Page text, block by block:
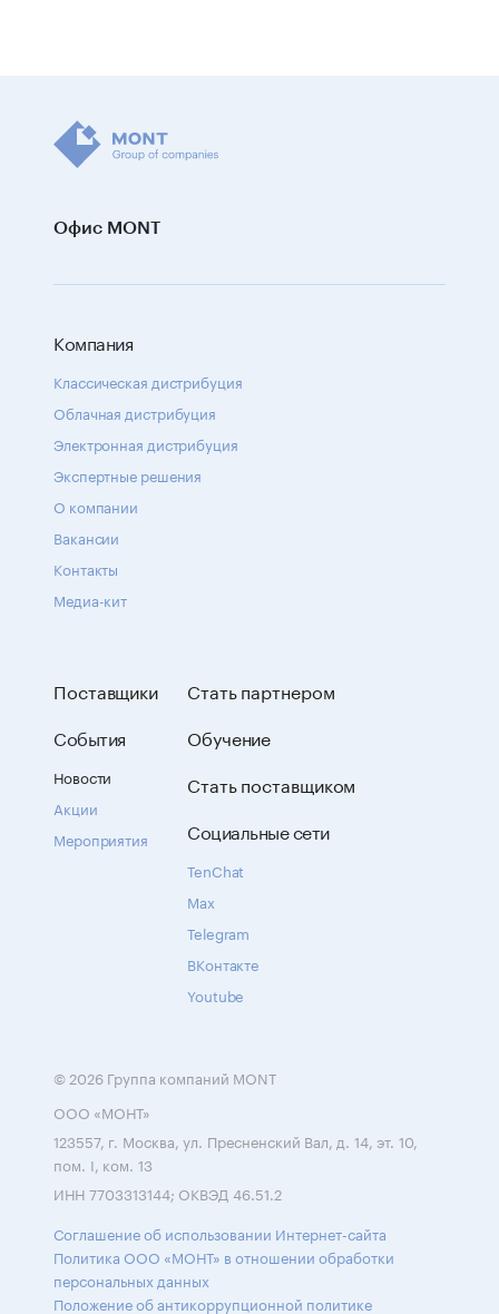
Офис MONT
Компания
Классическая дистрибуция
Облачная дистрибуция
Электронная дистрибуция
Экспертные решения
О компании
Вакансии
Контакты
Медиа-кит
Поставщики
События
Новости
Акции
Мероприятия
Стать партнером
Обучение
Стать поставщиком
Социальные сети
TenChat
Max
Telegram
ВКонтакте
Youtube
© 2026 Группа компаний MONT
ООО «МОНТ»
123557, г. Москва, ул. Пресненский Вал, д. 14, эт. 10,
пом. I, ком. 13
ИНН 7703313144; ОКВЭД 46.51.2
Соглашение об использовании Интернет-сайта
Политика ООО «МОНТ» в отношении обработки
персональных данных
Положение об антикоррупционной политике